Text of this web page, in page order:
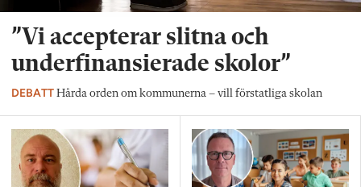
”Vi accepterar slitna och
underfinansierade skolor”
DEBATT Hårda orden om kommunerna – vill förstatliga skolan